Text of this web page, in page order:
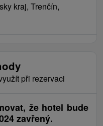
kraj, Trenčín,
při rezervaci
že hotel bude
zavřený.